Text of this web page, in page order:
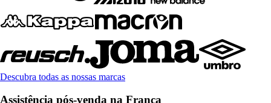
Descubra todas as nossas marcas
Assistência pós-venda na França